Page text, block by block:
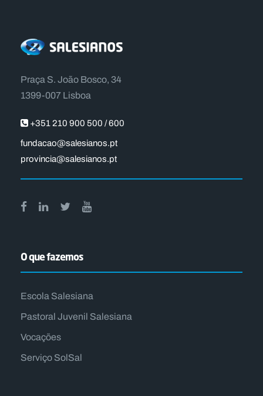
Praça S. João Bosco, 34
1399-007 Lisboa
+351 210 900 500 / 600
fundacao@salesianos.pt
provincia@salesianos.pt
O que fazemos
Escola Salesiana
Pastoral Juvenil Salesiana
Vocações
Serviço SolSal